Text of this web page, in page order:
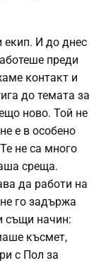
екип. И до днес
преди
контакт и
до темата за
ново. Той не
е в особено
не са много
среща.
да работи на
го задържа
същи начин:
късмет,
с Пол за